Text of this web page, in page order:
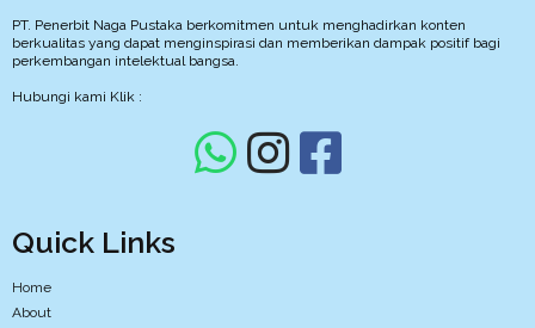
PT. Penerbit Naga Pustaka berkomitmen untuk menghadirkan konten
berkualitas yang dapat menginspirasi dan memberikan dampak positif bagi
perkembangan intelektual bangsa.
Hubungi kami Klik :
Quick Links
Home
About